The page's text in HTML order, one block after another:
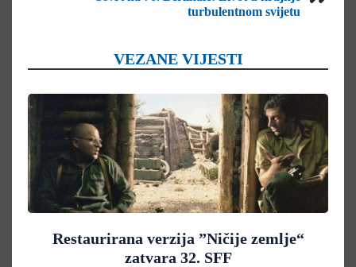
turbulentnom svijetu
VEZANE VIJESTI
Restaurirana verzija ”Ničije zemlje“
zatvara 32. SFF